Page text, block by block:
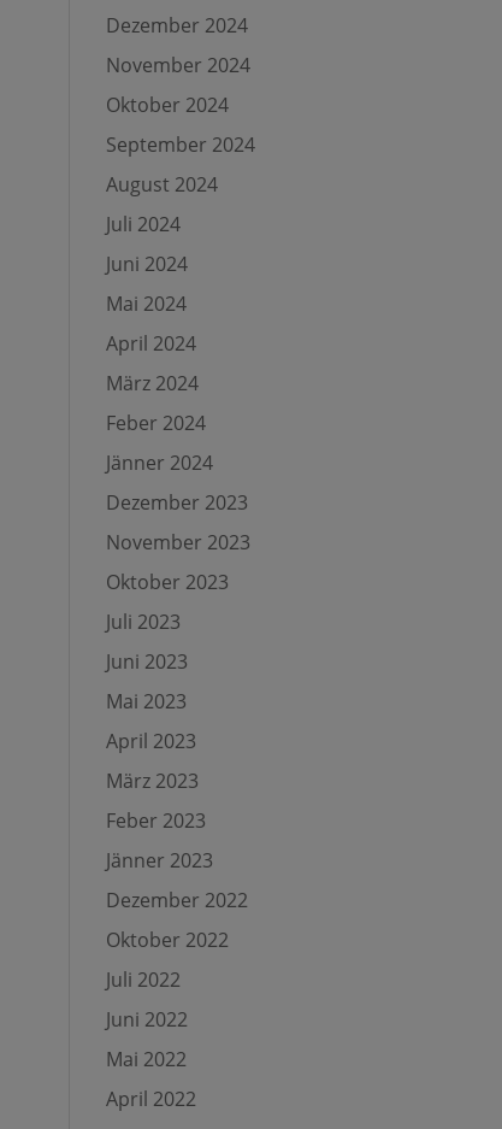
Dezember 2024
November 2024
Oktober 2024
September 2024
August 2024
Juli 2024
Juni 2024
Mai 2024
April 2024
März 2024
Feber 2024
Jänner 2024
Dezember 2023
November 2023
Oktober 2023
Juli 2023
Juni 2023
Mai 2023
April 2023
März 2023
Feber 2023
Jänner 2023
Dezember 2022
Oktober 2022
Juli 2022
Juni 2022
Mai 2022
April 2022